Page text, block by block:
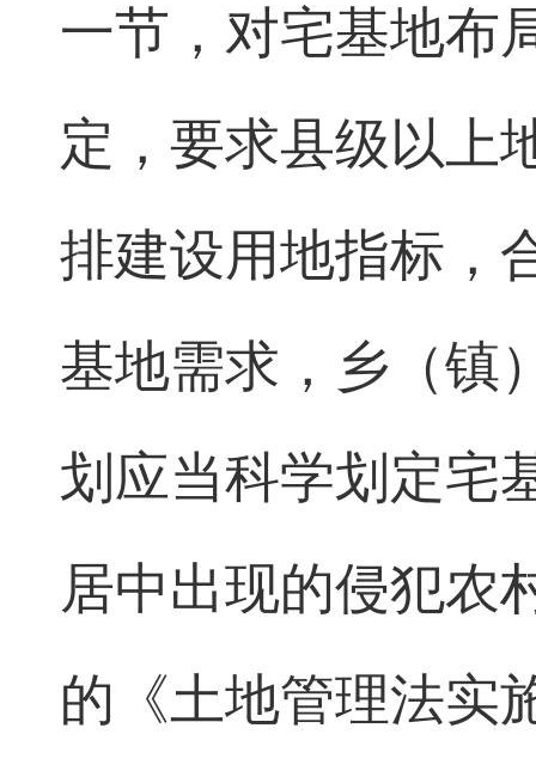
一节，对宅基地布
定，要求县级以上
排建设用地指标，
基地需求，乡（镇
划应当科学划定宅
居中出现的侵犯农
的《土地管理法实